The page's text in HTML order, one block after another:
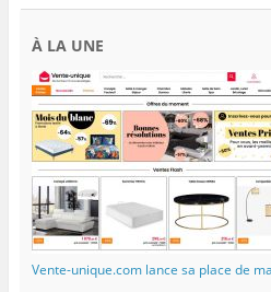
À LA UNE
Vente-unique.com lance sa place de